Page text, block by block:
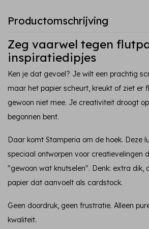
Productomschrijving
Zeg vaarwel tegen
inspiratiedipjes
Ken je dat gevoel? Je wilt een prachtig
maar het papier scheurt, kreukt of ziet er
gewoon niet mee. Je creativiteit droogt
begonnen bent.
Daar komt Stamperia om de hoek. Deze
speciaal ontworpen voor creatievelingen
"gewoon wat knutselen". Denk: extra dik,
papier dat aanvoelt als cardstock.
Geen doordruk, geen frustratie. Alleen
kwaliteit.